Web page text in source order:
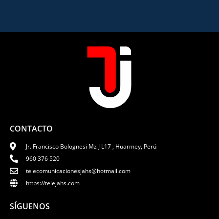
CONTACTO
Jr. Francisco Bolognesi Mz J L17 , Huarmey, Perú
960 376 520
telecomunicacionesjahs@hotmail.com
https://telejahs.com
SÍGUENOS